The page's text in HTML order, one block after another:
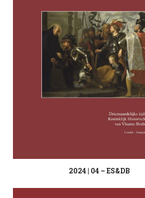
2024 | 04 – ES&DB